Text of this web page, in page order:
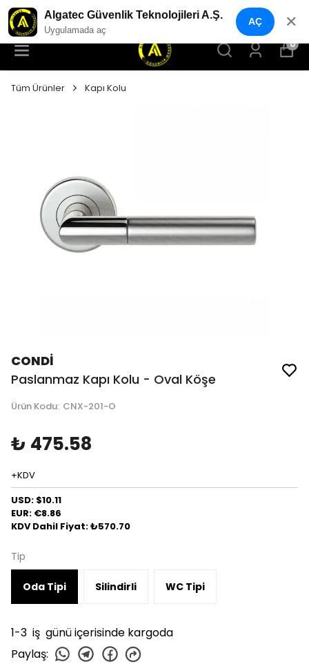
YENI NESIL GÜVENLIK GEÇIŞ SISTEMLERI
0
Tüm Ürünler Kapı Kolu
CONDİ
Paslanmaz Kapı Kolu - Oval Köşe
Ürün Kodu: CNX-201-O
₺ 475.58
+KDV
USD: $10.11
EUR: €8.86
KDV Dahil Fiyat: ₺570.70
Tip
Oda Tipi Silindirli WC Tipi
1-3 iş günü içerisinde kargoda
Paylaş:
Algatec Güvenlik Teknolojileri A.Ş.
Uygulamada aç
AÇ ✕